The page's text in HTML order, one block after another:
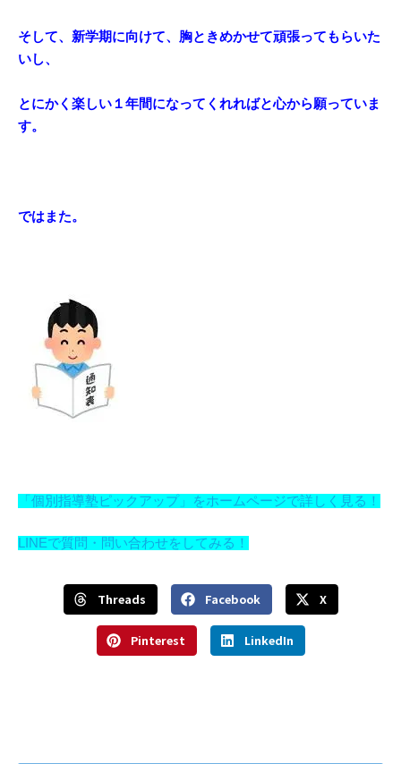
そして、新学期に向けて、胸ときめかせて頑張ってもらいた
いし、
とにかく楽しい１年間になってくれればと心から願っていま
す。
ではまた。
「個別指導塾ピックアップ」をホームページで詳しく見る！
LINEで質問・問い合わせをしてみる！
Threads Facebook X
Pinterest LinkedIn